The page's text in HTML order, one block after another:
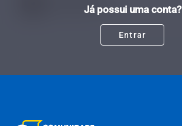
Tempo de leitura: 7 minutos
Já possui uma conta?
Entrar